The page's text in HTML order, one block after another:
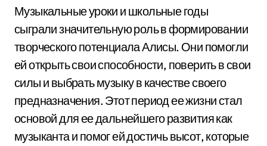
Музыкальные уроки и школьные годы
сыграли значительную роль в формировании
творческого потенциала Алисы. Они помогли
ей открыть свои способности, поверить в свои
силы и выбрать музыку в качестве своего
предназначения. Этот период ее жизни стал
основой для ее дальнейшего развития как
музыканта и помог ей достичь высот, которые